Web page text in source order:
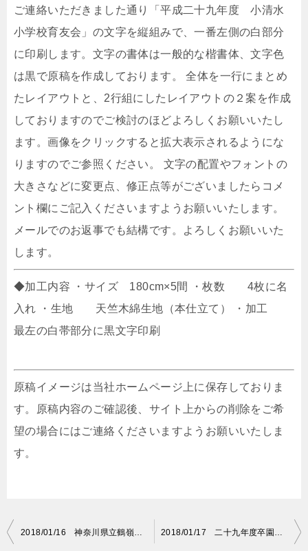
ご連絡いただきました通り「平成二十九年度 小清水
小学校育友会」の文字を縦組みで、一番左側の白部分
に印刷します。文字の書体は一般的な楷書体、文字色
は黒で原稿を作成しております。 全体を一行にまとめ
たレイアウトと、2行組にしたレイアウトの２案を作成
しておりますのでご検討のほどよろしくお願いいたし
ます。画像をクリックすると拡大表示されるようにな
りますのでご参照ください。 文字の配置やフォントの
大きさなどに変更点、修正点等がございましたらコメ
ント欄にご記入くださいますようお願いいたします。
メールでのお返事でも結構です。よろしくお願いいた
します。
◆加工内容 ・サイズ 180cm×5間 ・枚数 4枚に名
入れ ・生地 天竺木綿生地（本仕立て） ・加工
最左の白帯部分に黒文字印刷
原稿イメージは当社ホームページ上に保存しておりま
す。原稿内容のご確認後、サイト上からの削除をご希
望の場合にはご連絡くださいますようお願いいたしま
す。
投